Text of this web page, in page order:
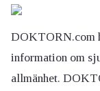
DOKTORN.com
information om
allmänhet.